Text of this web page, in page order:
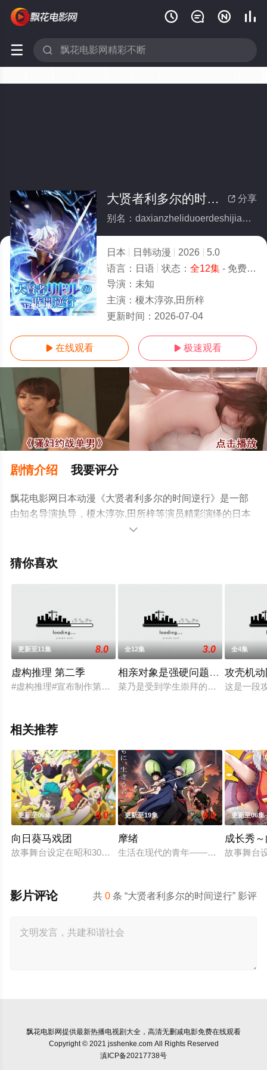
   
 
全12集/全集
 分享
大贤者利多尔的时间逆行(全集)
别名：daxianzheliduoerdeshijiannixing
日本 日韩动漫 2026
5.0
语言： 日语 状态： 全12集- 免费在线播放
导演： 未知
主演： 榎木淳弥,田所梓
更新时间： 2026-07-04
 在线观看  极速观看
剧情介绍 我要评分
飘花电影网日本动漫《大贤者利多尔的时间逆行》是一部
由知名导演执导，榎木淳弥,田所梓等演员精彩演绎的日本
动漫，大结局剧情已揭晓（全12集），手机免费观看高清
步至豆瓣动漫、电视猫或剧情网等平台了解。

猜你喜欢
更新至11集 8.0
虚构推理 第二季
#虚构推理#宣布制作第二季。
全12集 3.0
相亲对象是强硬问题儿学生
菜乃是受到学生崇拜的人气教师。但
全4集
攻壳机
这是一段
相关推荐
更新至06集 5.0
向日葵马戏团
故事舞台设定在昭和30年代左右的日本，正值高度经济成长期
更新至19集 6.0
摩绪
生活在现代的青年——摩绪（MAO）
更新至06集
成长秀
故事舞台
共0 条 “大贤者利多尔的时间逆行” 影评
影片评论
飘花电影网提供最新热播电视剧大全，高清无删减电影免费在线观看
Copyright © 2021 jsshenke.com All Rights Reserved
滇ICP备20217738号